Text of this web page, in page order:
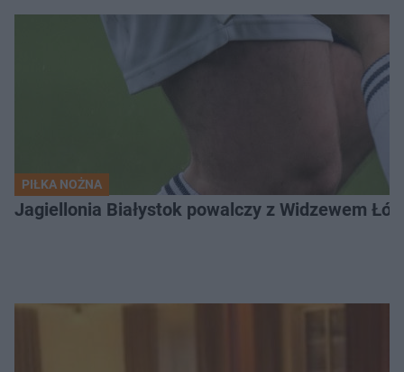
PIŁKA NOŻNA
Jagiellonia Białystok powalczy z Widzewem